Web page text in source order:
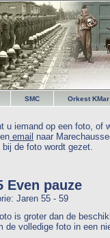
SMC Orkest KMar
u iemand op een foto, of
email naar
bij de foto wordt gezet.
Even pauze
Jaren 55 - 59
is groter dan de
de volledige foto in een